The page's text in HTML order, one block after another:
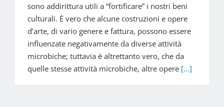
sono addirittura utili a “fortificare” i nostri beni
culturali. È vero che alcune costruzioni e opere
d’arte, di vario genere e fattura, possono essere
influenzate negativamente da diverse attività
microbiche; tuttavia è altrettanto vero, che da
quelle stesse attività microbiche, altre opere [...]